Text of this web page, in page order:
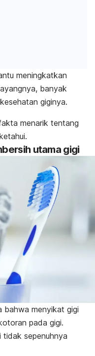
meningkatkan
banyak
giginya.
menarik tentang
utama gigi
bahwa menyikat gigi
pada gigi.
sepenuhnya